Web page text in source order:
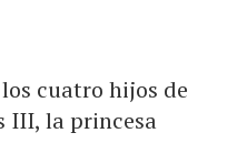
cuatro hijos de
III, la princesa